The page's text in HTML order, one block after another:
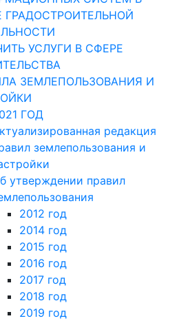
ГРАДОСТРОИТЕЛЬНОЙ
УСЛУГИ В СФЕРЕ
ЗЕМЛЕПОЛЬЗОВАНИЯ И
ГОД
редакция
землепользования и
утверждении правил
2012 год
2014 год
2015 год
2016 год
2017 год
2018 год
2019 год